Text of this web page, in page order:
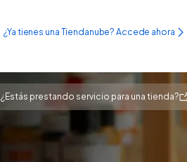
¿Ya tienes una Tiendanube? Accede ahora
¿Estás prestando servicio para una tienda?